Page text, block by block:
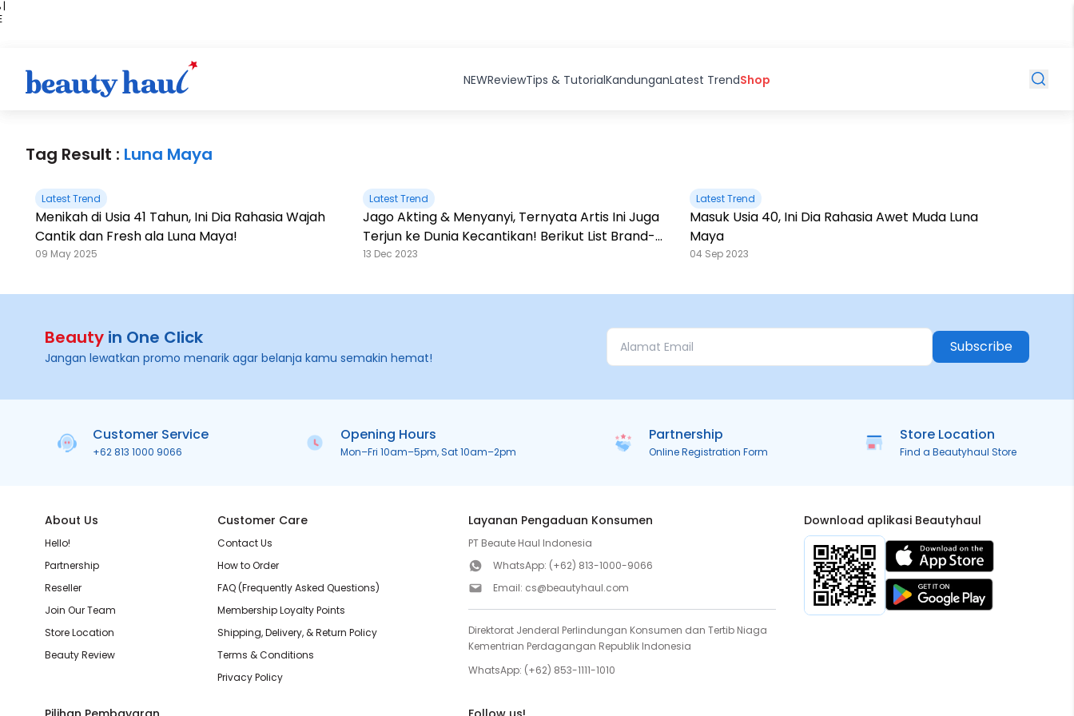
|
NEWReviewTips & TutorialKandunganLatest TrendShop
Tag Result : Luna Maya
Latest Trend
Menikah di Usia 41 Tahun, Ini Dia Rahasia Wajah
Cantik dan Fresh ala Luna Maya!
09 May 2025
Latest Trend
Jago Akting & Menyanyi, Ternyata Artis Ini Juga
Terjun ke Dunia Kecantikan! Berikut List Brand-
nya
13 Dec 2023
Latest Trend
Masuk Usia 40, Ini Dia Rahasia Awet Muda Luna
Maya
04 Sep 2023
Beauty in One Click
Jangan lewatkan promo menarik agar belanja kamu semakin hemat!
Subscribe
Customer Service
+62 813 1000 9066
Opening Hours
Mon–Fri 10am–5pm, Sat 10am–2pm
Partnership
Online Registration Form
Store Location
Find a Beautyhaul Store
About Us
Hello!
Partnership
Reseller
Join Our Team
Store Location
Beauty Review
Customer Care
Contact Us
How to Order
FAQ (Frequently Asked Questions)
Membership Loyalty Points
Shipping, Delivery, & Return Policy
Terms & Conditions
Privacy Policy
Layanan Pengaduan Konsumen
PT Beaute Haul Indonesia
WhatsApp: (+62) 813-1000-9066
Email: cs@beautyhaul.com
Direktorat Jenderal Perlindungan Konsumen dan Tertib Niaga
Kementrian Perdagangan Republik Indonesia
WhatsApp: (+62) 853-1111-1010
Download aplikasi Beautyhaul